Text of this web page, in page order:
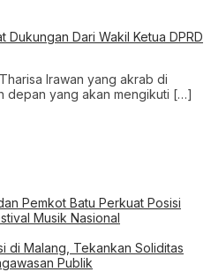
Dukungan Dari Wakil Ketua DPRD
Irawan yang akrab di
depan yang akan mengikuti […]
Pemkot Batu Perkuat Posisi
Musik Nasional
di Malang, Tekankan Soliditas
Publik